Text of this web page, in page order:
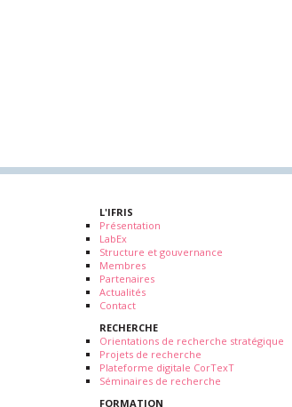
L'IFRIS
Présentation
LabEx
Structure et gouvernance
Membres
Partenaires
Actualités
Contact
RECHERCHE
Orientations de recherche stratégique
Projets de recherche
Plateforme digitale CorTexT
Séminaires de recherche
FORMATION